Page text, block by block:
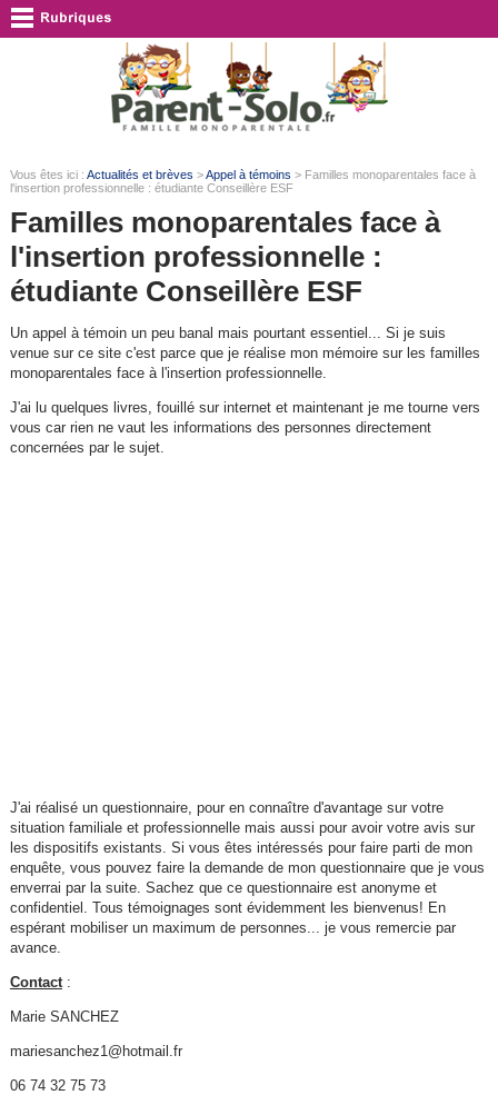
Vous êtes ici : Actualités et brèves >Appel à témoins > Familles monoparentales face à
l'insertion professionnelle : étudiante Conseillère ESF
Familles monoparentales face à
l'insertion professionnelle :
étudiante Conseillère ESF
Un appel à témoin un peu banal mais pourtant essentiel... Si je suis
venue sur ce site c'est parce que je réalise mon mémoire sur les familles
monoparentales face à l'insertion professionnelle.
J'ai lu quelques livres, fouillé sur internet et maintenant je me tourne vers
vous car rien ne vaut les informations des personnes directement
concernées par le sujet.
J'ai réalisé un questionnaire, pour en connaître d'avantage sur votre
situation familiale et professionnelle mais aussi pour avoir votre avis sur
les dispositifs existants. Si vous êtes intéressés pour faire parti de mon
enquête, vous pouvez faire la demande de mon questionnaire que je vous
enverrai par la suite. Sachez que ce questionnaire est anonyme et
confidentiel. Tous témoignages sont évidemment les bienvenus! En
espérant mobiliser un maximum de personnes... je vous remercie par
avance.
Contact:
Marie SANCHEZ
mariesanchez1@hotmail.fr
06 74 32 75 73